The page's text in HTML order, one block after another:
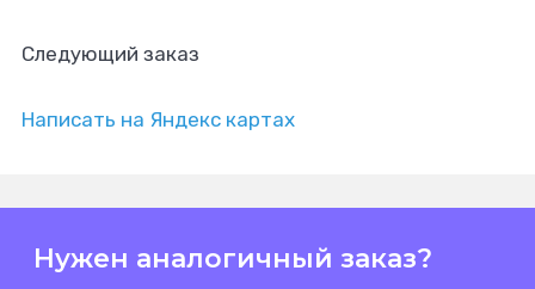
Следующий заказ
Написать на Яндекс картах
Нужен аналогичный заказ?